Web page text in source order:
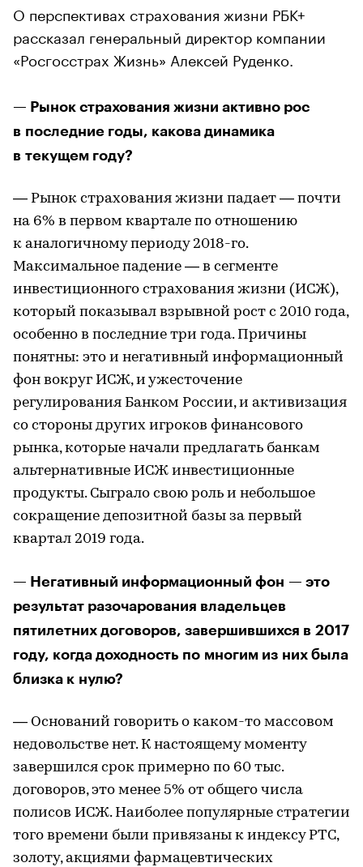
О перспективах страхования жизни РБК+
рассказал генеральный директор компании
«Росгосстрах Жизнь» Алексей Руденко.
— Рынок страхования жизни активно рос
в последние годы, какова динамика
в текущем году?
— Рынок страхования жизни падает — почти
на 6% в первом квартале по отношению
к аналогичному периоду 2018-го.
Максимальное падение — в сегменте
инвестиционного страхования жизни (ИСЖ),
который показывал взрывной рост с 2010 года,
особенно в последние три года. Причины
понятны: это и негативный информационный
фон вокруг ИСЖ, и ужесточение
регулирования Банком России, и активизация
со стороны других игроков финансового
рынка, которые начали предлагать банкам
альтернативные ИСЖ инвестиционные
продукты. Сыграло свою роль и небольшое
сокращение депозитной базы за первый
квартал 2019 года.
— Негативный информационный фон — это
результат разочарования владельцев
пятилетних договоров, завершившихся в 2017
году, когда доходность по многим из них была
близка к нулю?
— Оснований говорить о каком-то массовом
недовольстве нет. К настоящему моменту
завершился срок примерно по 60 тыс.
договоров, это менее 5% от общего числа
полисов ИСЖ. Наиболее популярные стратегии
того времени были привязаны к индексу РТС,
золоту, акциями фармацевтических